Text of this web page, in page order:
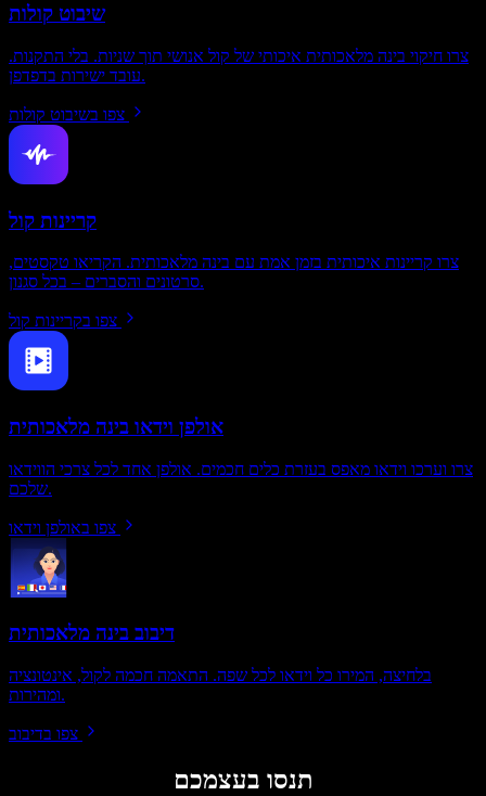
שיבוט קולות
צרו חיקוי בינה מלאכותית איכותי של קול אנושי תוך שניות. בלי התקנות.
עובד ישירות בדפדפן.
צפו בשיבוט קולות
קריינות קול
צרו קריינות איכותית בזמן אמת עם בינה מלאכותית. הקריאו טקסטים,
סרטונים והסברים – בכל סגנון.
צפו בקריינות קול
אולפן וידאו בינה מלאכותית
צרו וערכו וידאו מאפס בעזרת כלים חכמים. אולפן אחד לכל צרכי הווידאו
שלכם.
צפו באולפן וידאו
דיבוב בינה מלאכותית
בלחיצה, המירו כל וידאו לכל שפה. התאמה חכמה לקול, אינטונציה
ומהירות.
צפו בדיבוב
תנסו בעצמכם